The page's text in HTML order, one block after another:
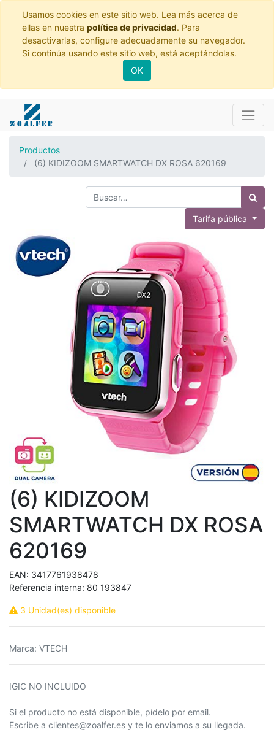
Usamos cookies en este sitio web. Lea más acerca de
ellas en nuestra política de privacidad. Para
desactivarlas, configure adecuadamente su navegador.
Si continúa usando este sitio web, está aceptándolas.
OK
Productos
(6) KIDIZOOM SMARTWATCH DX ROSA 620169
Tarifa pública
(6) KIDIZOOM
SMARTWATCH DX ROSA
620169
EAN: 3417761938478
Referencia interna: 80 193847
3 Unidad(es) disponible
Marca: VTECH
IGIC NO INCLUIDO
Si el producto no está disponible, pídelo por email.
Escribe a clientes@zoalfer.es y te lo enviamos a su llegada.